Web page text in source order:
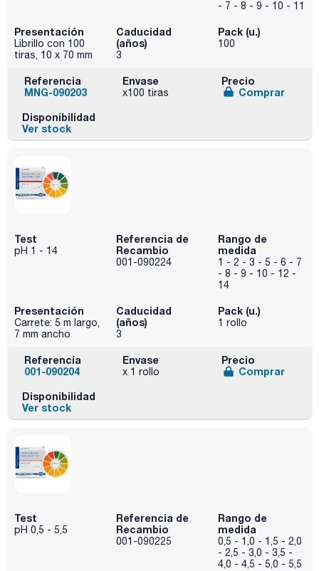
- 7 - 8 - 9 - 10 - 11
Presentación
Librillo con 100
tiras, 10 x 70 mm
Caducidad
(años)
3
Pack (u.)
100
Referencia
MNG-090203
Envase
x100 tiras
Precio
Comprar
Disponibilidad
Ver stock
Test
pH 1 - 14
Referencia de
Recambio
001-090224
Rango de
medida
1 - 2 - 3 - 5 - 6 - 7
- 8 - 9 - 10 - 12 -
14
Presentación
Carrete: 5 m largo,
7 mm ancho
Caducidad
(años)
3
Pack (u.)
1 rollo
Referencia
001-090204
Envase
x 1 rollo
Precio
Comprar
Disponibilidad
Ver stock
Test
pH 0,5 - 5,5
Referencia de
Recambio
001-090225
Rango de
medida
0,5 - 1,0 - 1,5 - 2,0
- 2,5 - 3,0 - 3,5 -
4,0 - 4,5 - 5,0 - 5,5